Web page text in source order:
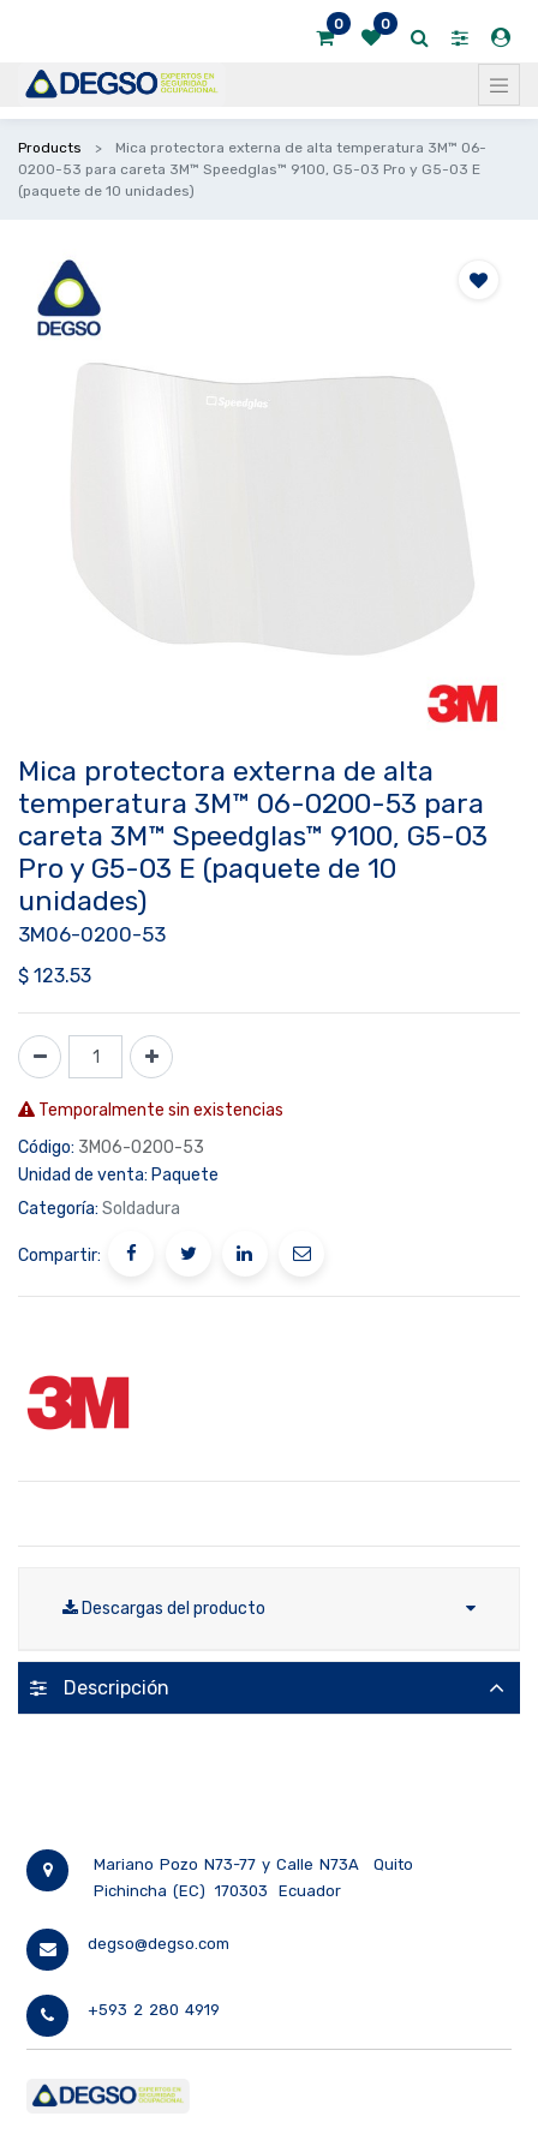
0 0
Products
Mica protectora externa de alta temperatura 3M™ 06-
0200-53 para careta 3M™ Speedglas™ 9100, G5-03 Pro y G5-03 E
(paquete de 10 unidades)
Mica protectora externa de alta
temperatura 3M™ 06-0200-53 para
careta 3M™ Speedglas™ 9100, G5-03
Pro y G5-03 E (paquete de 10
unidades)
3M06-0200-53
$ 123.53
Temporalmente sin existencias
Código: 3M06-0200-53
Unidad de venta: Paquete
Categoría: Soldadura
Compartir:
Descargas del producto
Descripción
Mariano Pozo N73-77 y Calle N73A
Quito
Pichincha (EC)
170303 Ecuador
degso@degso.com
+593 2 280 4919